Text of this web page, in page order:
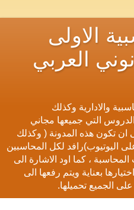
الاولى
العربي
والادارية وكذلك
التي جميعها مجاني
ان تكون هذه المدونة ( وكذلك
اليوتيوب)رافد لكل المحاسبين
، كما اود الاشارة الى
بعناية ويتم رفعها الى
الجميع تحميلها.